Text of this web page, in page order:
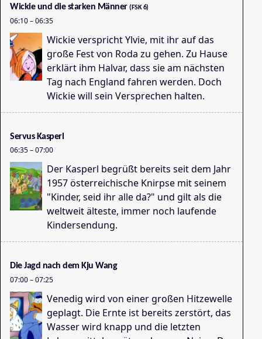
Wickie und die starken Männer (FSK 6)
06:10–06:35
Wickie verspricht Ylvie, mit ihr auf das
große Fest von Roda zu gehen. Zu Hause
erklärt ihm Halvar, dass sie am nächsten
Tag nach England fahren werden. Doch
Wickie will sein Versprechen halten.
Servus Kasperl
06:35–07:00
Der Kasperl begrüßt bereits seit dem Jahr
1957 österreichische Knirpse mit seinem
"Kinder, seid ihr alle da?" und gilt als die
weltweit älteste, immer noch laufende
Kindersendung.
Die Jagd nach dem Kju Wang
07:00–07:25
Venedig wird von einer großen Hitzewelle
geplagt. Die Ernte ist bereits zerstört, das
Wasser wird knapp und die letzten